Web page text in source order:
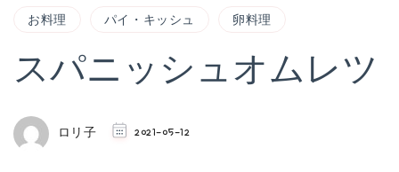
お料理 パイ・キッシュ 卵料理
スパニッシュオムレツ
ロリ子 2021-05-12